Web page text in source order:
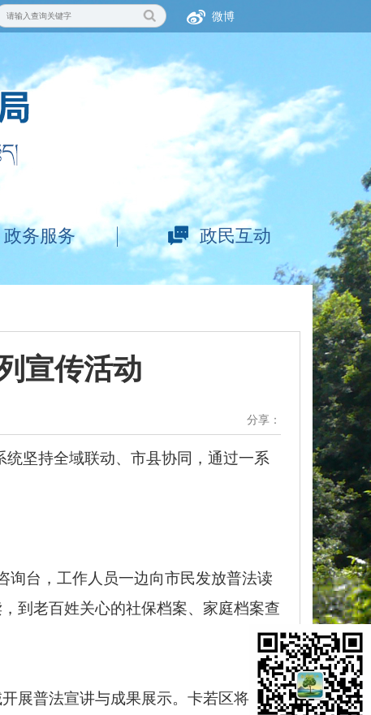
微博
政务服务 政民互动
宣传活动
分享：
统坚持全域联动、市县协同，通过一系
询台，工作人员一边向市民发放普法读
到老百姓关心的社保档案、家庭档案查
展普法宣讲与成果展示。卡若区将主题